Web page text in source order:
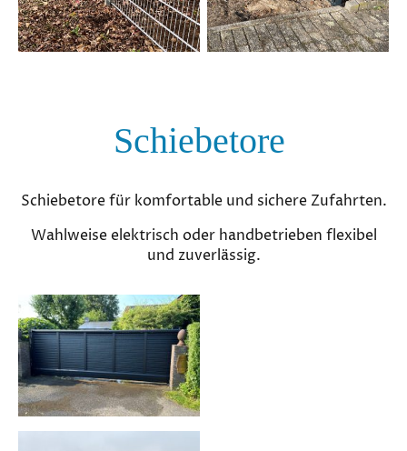
Schiebetore
Schiebetore für komfortable und sichere Zufahrten.
Wahlweise elektrisch oder handbetrieben flexibel
und zuverlässig.